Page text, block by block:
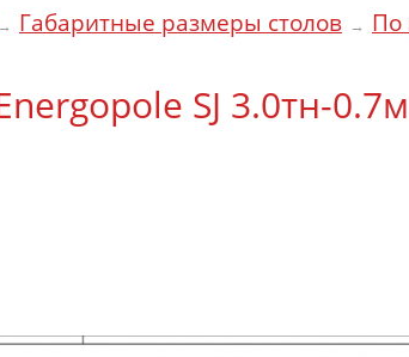
→ Габаритные размеры столов → По
SJ 3.0тн-0.7м